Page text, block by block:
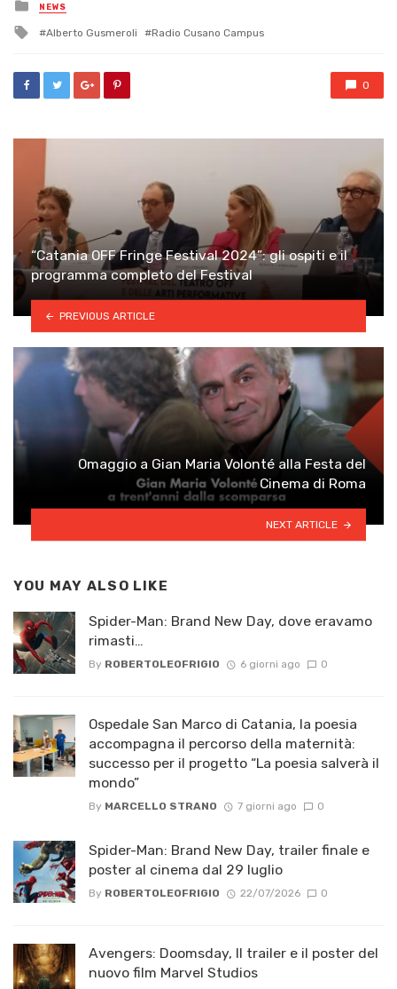
in
NEWS
Tagged
Alberto Gusmeroli Radio Cusano Campus
0
“Catania OFF Fringe Festival 2024”: gli ospiti e il
programma completo del Festival
PREVIOUS ARTICLE
Omaggio a Gian Maria Volonté alla Festa del
Cinema di Roma
NEXT ARTICLE
YOU MAY ALSO LIKE
Spider-Man: Brand New Day, dove eravamo
rimasti…
By ROBERTOLEOFRIGIO 6 giorni ago 0
Ospedale San Marco di Catania, la poesia
accompagna il percorso della maternità:
successo per il progetto “La poesia salverà il
mondo”
By MARCELLO STRANO 7 giorni ago 0
Spider-Man: Brand New Day, trailer finale e
poster al cinema dal 29 luglio
By ROBERTOLEOFRIGIO 22/07/2026 0
Avengers: Doomsday, Il trailer e il poster del
nuovo film Marvel Studios